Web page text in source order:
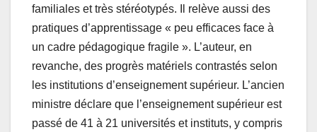
familiales et très stéréotypés. Il relève aussi des
pratiques d’apprentissage « peu efficaces face à
un cadre pédagogique fragile ». L’auteur, en
revanche, des progrès matériels contrastés selon
les institutions d’enseignement supérieur. L’ancien
ministre déclare que l’enseignement supérieur est
passé de 41 à 21 universités et instituts, y compris